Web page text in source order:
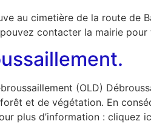
au cimetière de la route de
contacter la mairie pour
(OLD)
et de végétation. En
plus d’information :